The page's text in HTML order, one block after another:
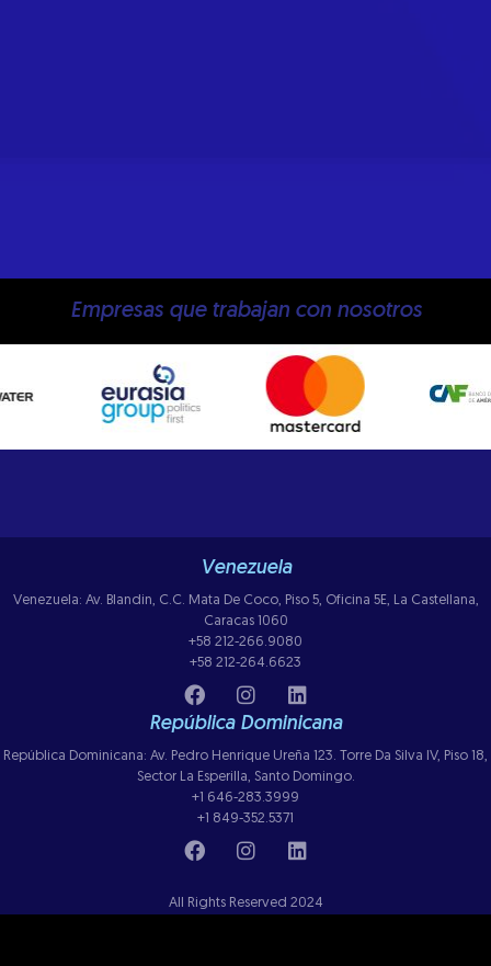
Empresas que trabajan con nosotros
Venezuela
Venezuela: Av. Blandin, C.C. Mata De Coco, Piso 5, Oficina 5E, La Castellana,
Caracas 1060
+58 212-266.9080
+58 212-264.6623
República Dominicana
República Dominicana: Av. Pedro Henrique Ureña 123. Torre Da Silva IV, Piso 18,
Sector La Esperilla, Santo Domingo.
+1 646-283.3999
+1 849-352.5371
All Rights Reserved 2024